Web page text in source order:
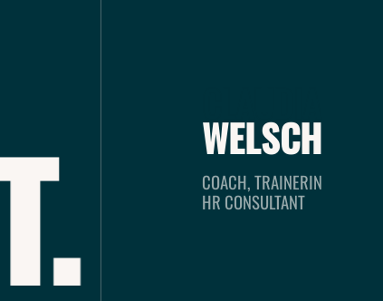
WELSCH
COACH, TRAINERIN
HR CONSULTANT